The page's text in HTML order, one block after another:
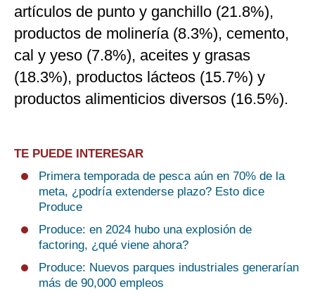
artículos de punto y ganchillo (21.8%),
productos de molinería (8.3%), cemento,
cal y yeso (7.8%), aceites y grasas
(18.3%), productos lácteos (15.7%) y
productos alimenticios diversos (16.5%).
TE PUEDE INTERESAR
Primera temporada de pesca aún en 70% de la
meta, ¿podría extenderse plazo? Esto dice
Produce
Produce: en 2024 hubo una explosión de
factoring, ¿qué viene ahora?
Produce: Nuevos parques industriales generarían
más de 90,000 empleos